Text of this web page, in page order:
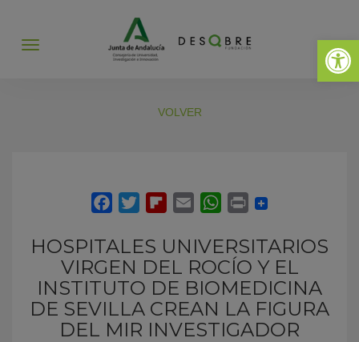
Abrir
Abrir
VOLVER
HOSPITALES UNIVERSITARIOS
VIRGEN DEL ROCÍO Y EL
INSTITUTO DE BIOMEDICINA
DE SEVILLA CREAN LA FIGURA
DEL MIR INVESTIGADOR